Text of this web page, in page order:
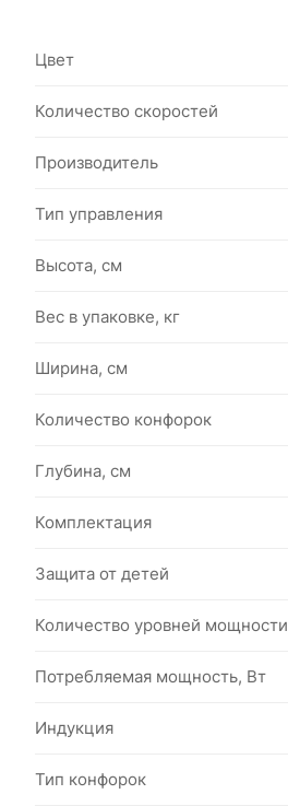
Цвет
Количество скоростей
Производитель
Тип управления
Высота, см
Вес в упаковке, кг
Ширина, см
Количество конфорок
Глубина, см
Комплектация
Защита от детей
Количество уровней мощности
Потребляемая мощность, Вт
Индукция
Тип конфорок